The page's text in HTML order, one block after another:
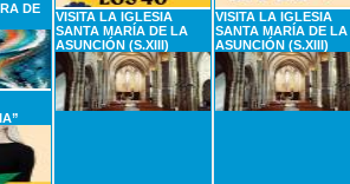
DE
VISITA LA IGLESIA
SANTA MARÍA DE LA
ASUNCIÓN (S.XIII)
VISITA LA IGLESIA
SANTA MARÍA DE LA
ASUNCIÓN (S.XIII)